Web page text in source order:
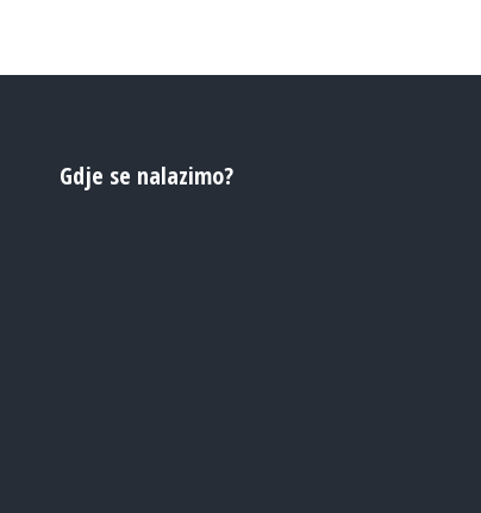
Gdje se nalazimo?